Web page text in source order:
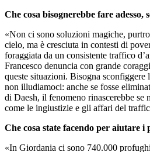
Che cosa bisognerebbe fare adesso,
«Non ci sono soluzioni magiche,
cielo, ma è cresciuta in contesti di
foraggiata da un consistente traffico
Francesco denuncia con grande
queste situazioni. Bisogna sconfiggere
non illudiamoci: anche se fosse
di Daesh, il fenomeno rinascerebbe se
come le ingiustizie e gli affari del
Che cosa state facendo per aiutare i
«In Giordania ci sono 740.000